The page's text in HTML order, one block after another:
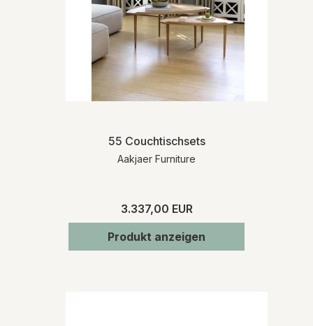
55 Couchtischsets
Aakjaer Furniture
3.337,00 EUR
Produkt anzeigen